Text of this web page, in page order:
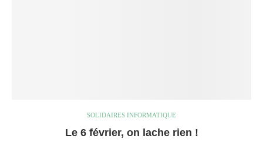
SOLIDAIRES INFORMATIQUE
Le 6 février, on lache rien !